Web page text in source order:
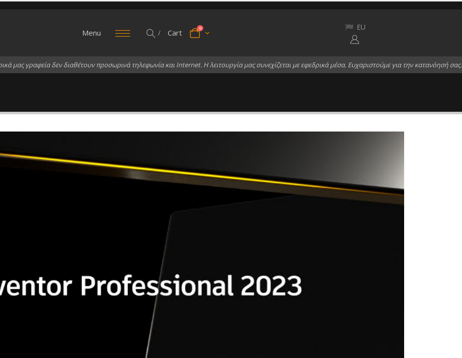
Menu / Cart 0 EU
ικά μας γραφεία δεν διαθέτουν προσωρινά τηλεφωνία και Internet. Ηλειτουργία μας συνεχίζεται με εφεδρικά μέσα. Ευχαριστούμε για την κατανόησή σας.